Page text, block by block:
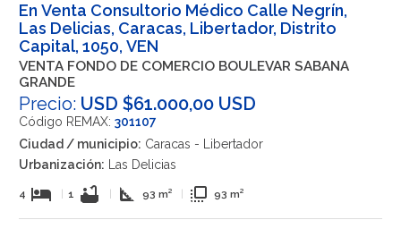
En Venta Consultorio Médico Calle Negrín,
Las Delicias, Caracas, Libertador, Distrito
Capital, 1050, VEN
VENTA FONDO DE COMERCIO BOULEVAR SABANA
GRANDE
Precio: USD $61.000,00 USD
Código REMAX: 301107
Ciudad / municipio: Caracas - Libertador
Urbanización: Las Delicias
4 hotel 1 bathtub square_foot 93 m² flip_to_front 93 m²